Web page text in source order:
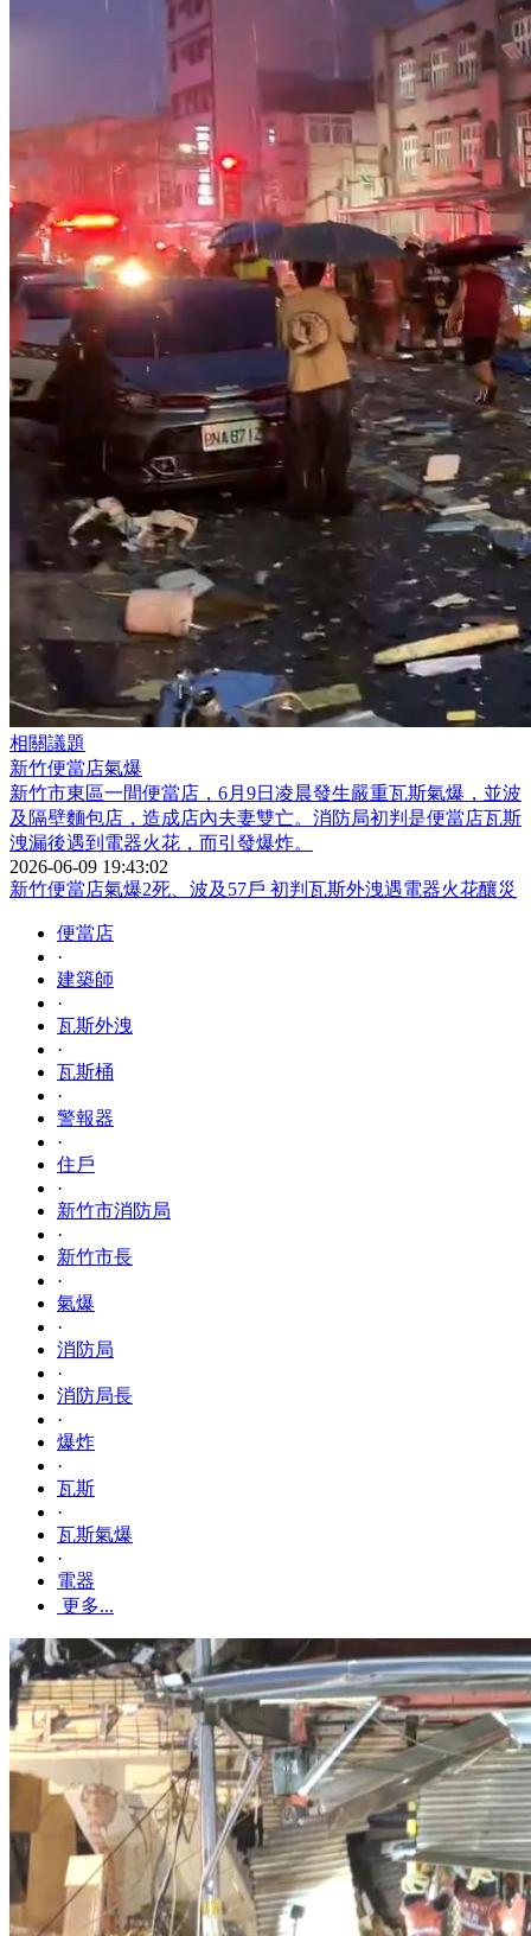
相關議題
新竹便當店氣爆
新竹市東區一間便當店，6月9日凌晨發生嚴重瓦斯氣爆，並波
及隔壁麵包店，造成店內夫妻雙亡。消防局初判是便當店瓦斯
洩漏後遇到電器火花，而引發爆炸。
2026-06-09 19:43:02
新竹便當店氣爆2死、波及57戶 初判瓦斯外洩遇電器火花釀災
便當店
·
建築師
·
瓦斯外洩
·
瓦斯桶
·
警報器
·
住戶
·
新竹市消防局
·
新竹市長
·
氣爆
·
消防局
·
消防局長
·
爆炸
·
瓦斯
·
瓦斯氣爆
·
電器
更多...